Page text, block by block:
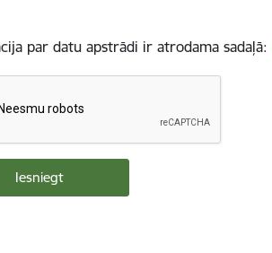
par datu apstrādi ir atrodama sadaļā: